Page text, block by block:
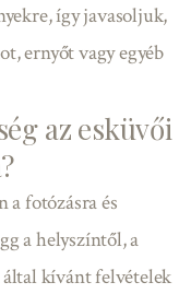
így javasoljuk,
ernyőt vagy egyéb
az esküvői
a fotózásra és
a helyszíntől, a
által kívánt felvételek